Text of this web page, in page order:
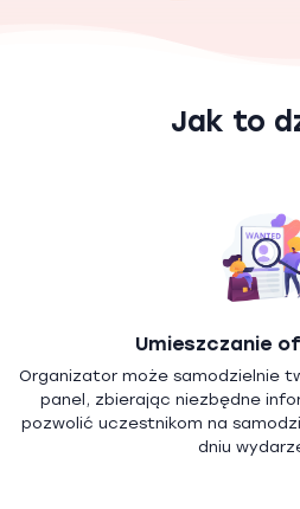
Jak to
Umieszczanie
Organizator może samodzielnie
panel, zbierając niezbędne
pozwolić uczestnikom na
dniu